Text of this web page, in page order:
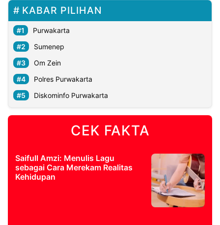
KABAR PILIHAN
Purwakarta
Sumenep
Om Zein
Polres Purwakarta
Diskominfo Purwakarta
CEK FAKTA
Saifull Amzi: Menulis Lagu
sebagai Cara Merekam Realitas
Kehidupan